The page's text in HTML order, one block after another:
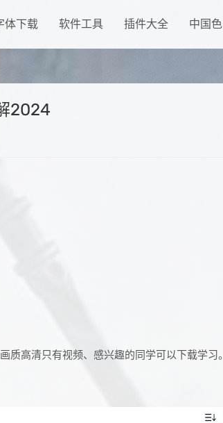
体下载 软件工具 插件大全 中国色
2024
高清只有视频、感兴趣的同学可以下载学习。